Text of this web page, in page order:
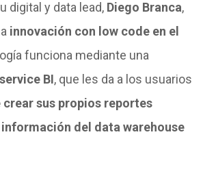
digital y data lead, Diego Branca,
innovación con low code en el
funciona mediante una
BI, que les da a los usuarios
crear sus propios reportes
información del data warehouse